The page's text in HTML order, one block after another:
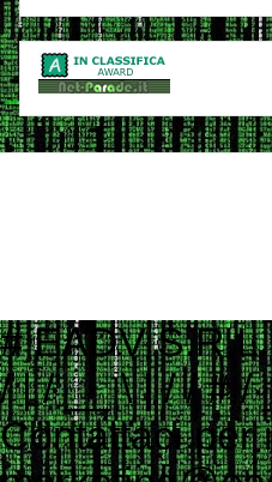
# EADV S.R.L. # Pubblicità Digitale e Programmatic Advertising # ___ ____ _ __ # ___ / | / __ \ | / / # / _ \/ /| | / / / / | / / # / __/ ___ |/ /_/ /| |/ / # \___/_/ |_/_____/ |___/ # # Contattaci per informazioni commerciali # Website: www.eadv.it # Email: marketing@eadv.it # START ads.txt - vocidallastrada.org - 2023-10-18 14:39:45 eadv.it, 13135, DIRECT 152media.info, 152M10, RESELLER 33across.com, 0010b00002MptHCAAZ, RESELLER, bbea06d9c4d2853c 33across.com, 0010b00002T3JniAAF, RESELLER, bbea06d9c4d2853c 33across.com, 0010b00002cGp2AAAS, RESELLER, bbea06d9c4d2853c 33across.com, 0013300001kQj2HAAS, RESELLER, bbea06d9c4d2853c 33across.com, 0015a00002oUk4aAAC, RESELLER, bbea06d9c4d2853c 33across.com, 0015a00003DKg9ZAAT, RESELLER, bbea06d9c4d2853c ad.plus, 352349, RESELLER adagio.io, 1294, RESELLER adcolony.com, 496220845654deec, RESELLER, 1ad675c9de6b5176 adform.com, 1226, RESELLER adform.com, 1819, RESELLER, 9f5210a2f0999e32 adform.com, 1889, RESELLER adform.com, 1943, RESELLER adform.com, 2110, RESELLER adform.com, 2112, RESELLER adform.com, 2437, RESELLER, 9f5210a2f0999e32 adform.com, 2464, RESELLER, 9f5210a2f0999e32 adform.com, 3027, RESELLER adform.com, 622, RESELLER adipolo.com, 617128b0fe110c0ddd7603b4, RESELLER admanmedia.com, 43, RESELLER admixer.net, b6d49994-83c5-4ff9-aa8a-c9eb99d1bc8c, RESELLER adsinteractive.hu, 258, RESELLER adswizz.com, consumable, RESELLER adswizz.com, entravision, RESELLER adswizz.com, targetspot, RESELLER adtech.com, 4687, RESELLER adtelligent.com, 537714, RESELLER advertising.com, 14832, RESELLER advertising.com, 21483, RESELLER advertising.com, 23089, RESELLER advertising.com, 28246, RESELLER